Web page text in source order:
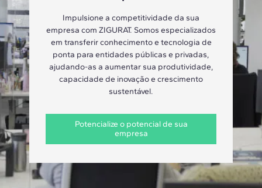
Impulsione a competitividade da sua
empresa com ZIGURAT. Somos especializados
em transferir conhecimento e tecnologia de
ponta para entidades públicas e privadas,
ajudando-as a aumentar sua produtividade,
capacidade de inovação e crescimento
sustentável.
Potencialize o potencial de sua
empresa